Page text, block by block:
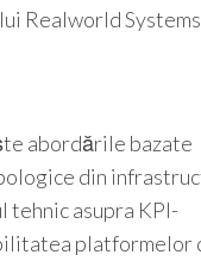
Realworld
abordările bazate
din
tehnic asupra KPI-
platformelor